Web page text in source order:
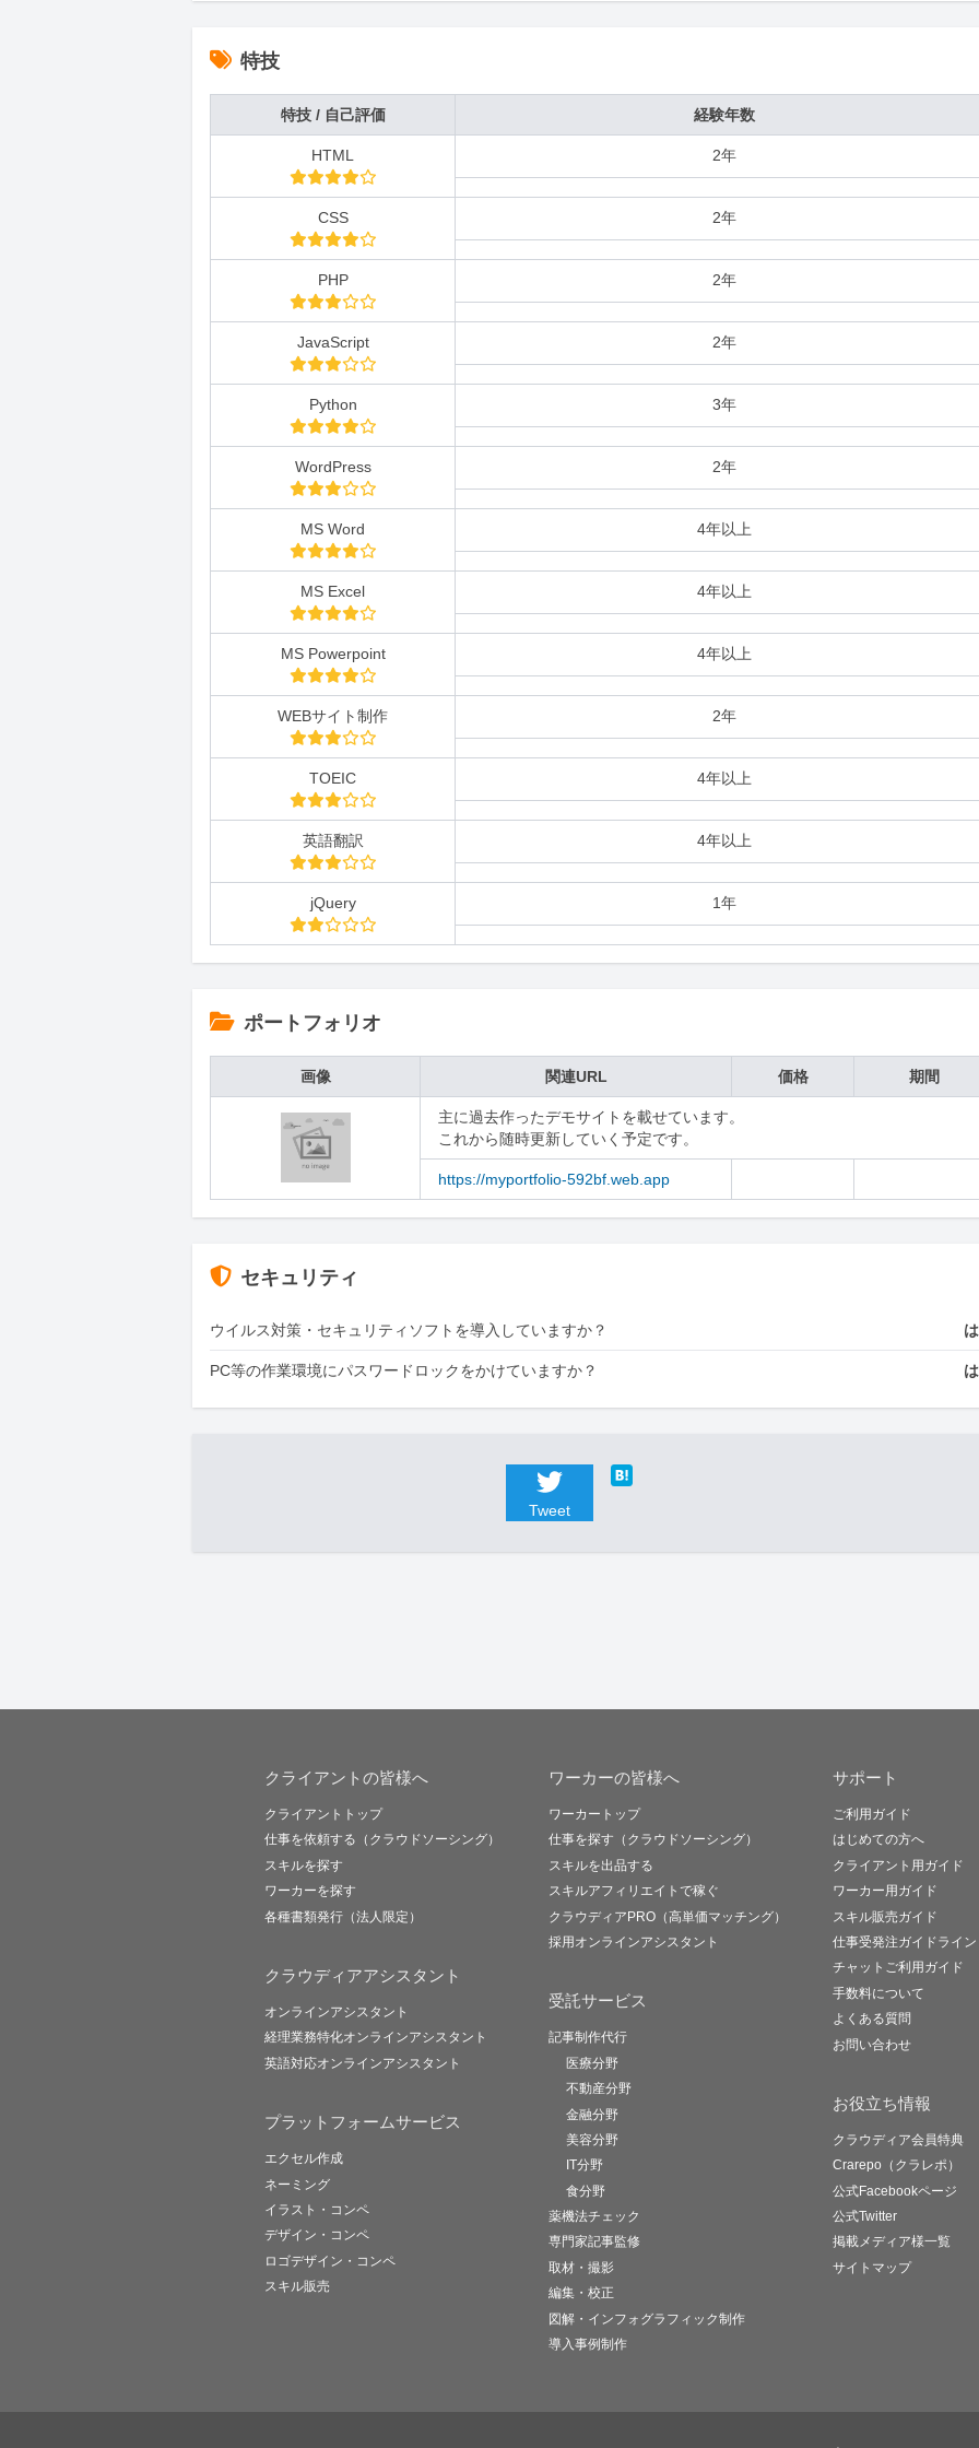
特技
特技 / 自己評価 経験年数
HTML 2年
CSS 2年
PHP 2年
JavaScript 2年
Python 3年
WordPress 2年
MS Word 4年以上
MS Excel 4年以上
MS Powerpoint 4年以上
WEBサイト制作 2年
TOEIC 4年以上
英語翻訳 4年以上
jQuery 1年
ポートフォリオ
画像 関連URL 価格 期間
主に過去作ったデモサイトを載せています。
これから随時更新していく予定です。
https://myportfolio-592bf.web.app
セキュリティ
ウイルス対策・セキュリティソフトを導入していますか？
PC等の作業環境にパスワードロックをかけていますか？
Tweet
クライアントの皆様へ
クライアントトップ
仕事を依頼する（クラウドソーシング）
スキルを探す
ワーカーを探す
各種書類発行（法人限定）
クラウディアアシスタント
オンラインアシスタント
経理業務特化オンラインアシスタント
英語対応オンラインアシスタント
プラットフォームサービス
エクセル作成
ネーミング
イラスト・コンペ
デザイン・コンペ
ロゴデザイン・コンペ
スキル販売
ワーカーの皆様へ
ワーカートップ
仕事を探す（クラウドソーシング）
スキルを出品する
スキルアフィリエイトで稼ぐ
クラウディアPRO（高単価マッチング）
採用オンラインアシスタント
受託サービス
記事制作代行
医療分野
不動産分野
金融分野
美容分野
IT分野
食分野
薬機法チェック
専門家記事監修
取材・撮影
編集・校正
図解・インフォグラフィック制作
導入事例制作
サポート
ご利用ガイド
はじめての方へ
クライアント用ガイド
ワーカー用ガイド
スキル販売ガイド
仕事受発注ガイドライン
チャットご利用ガイド
手数料について
よくある質問
お問い合わせ
お役立ち情報
クラウディア会員特典
Crarepo（クラレポ）
公式Facebookページ
公式Twitter
掲載メディア様一覧
サイトマップ